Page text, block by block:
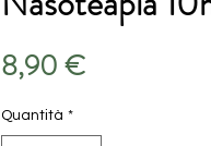
8,90 €Prezzo
Quantità *